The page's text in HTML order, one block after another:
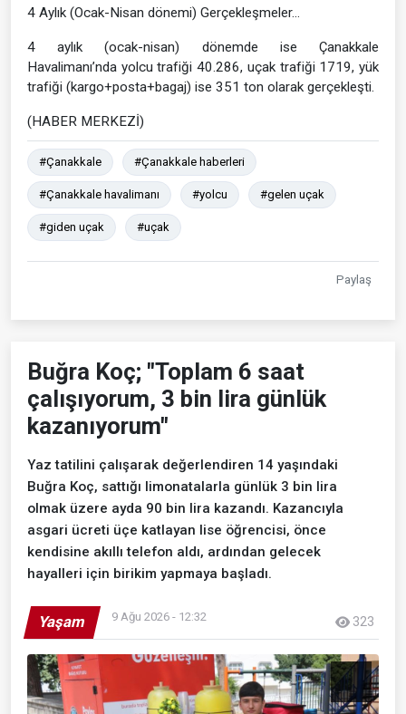
4 Aylık (Ocak-Nisan dönemi) Gerçekleşmeler…
4 aylık (ocak-nisan) dönemde ise Çanakkale
Havalimanı’nda yolcu trafiği 40.286, uçak trafiği 1719, yük
trafiği (kargo+posta+bagaj) ise 351 ton olarak gerçekleşti.
(HABER MERKEZİ)
#Çanakkale #Çanakkale haberleri
#Çanakkale havalimanı #yolcu #gelen uçak
#giden uçak #uçak
Paylaş
Buğra Koç; "Toplam 6 saat
çalışıyorum, 3 bin lira günlük
kazanıyorum"
Yaz tatilini çalışarak değerlendiren 14 yaşındaki
Buğra Koç, sattığı limonatalarla günlük 3 bin lira
olmak üzere ayda 90 bin lira kazandı. Kazancıyla
asgari ücreti üçe katlayan lise öğrencisi, önce
kendisine akıllı telefon aldı, ardından gelecek
hayalleri için birikim yapmaya başladı.
Yaşam 9 Ağu 2026 - 12:32 323